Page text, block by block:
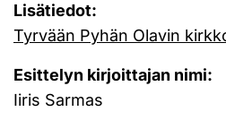
Lisätiedot:
Tyrvään Pyhän Olavin
Esittelyn kirjoittajan nimi:
Iiris Sarmas